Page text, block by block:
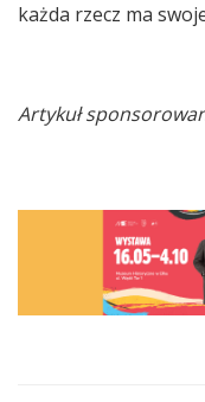
każda rzecz ma
Artykuł